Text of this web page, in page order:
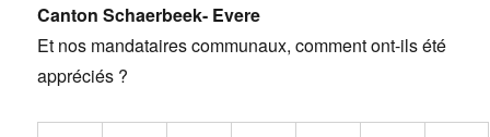
Canton Schaerbeek- Evere
Et nos mandataires communaux, comment ont-ils été
appréciés ?